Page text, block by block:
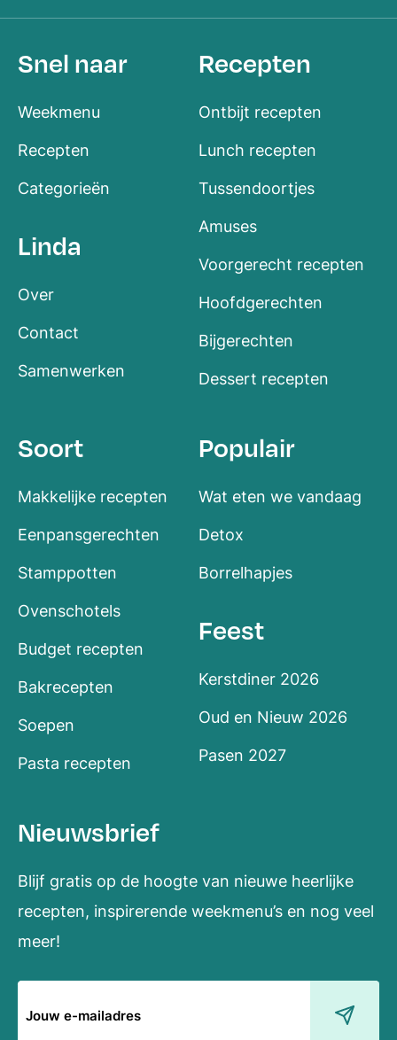
Snel naar
Weekmenu
Recepten
Categorieën
Linda
Over
Contact
Samenwerken
Recepten
Ontbijt recepten
Lunch recepten
Tussendoortjes
Amuses
Voorgerecht recepten
Hoofdgerechten
Bijgerechten
Dessert recepten
Soort
Makkelijke recepten
Eenpansgerechten
Stamppotten
Ovenschotels
Budget recepten
Bakrecepten
Soepen
Pasta recepten
Populair
Wat eten we vandaag
Detox
Borrelhapjes
Feest
Kerstdiner 2026
Oud en Nieuw 2026
Pasen 2027
Nieuwsbrief
Blijf gratis op de hoogte van nieuwe heerlijke
recepten, inspirerende weekmenu’s en nog veel
meer!
mailadres